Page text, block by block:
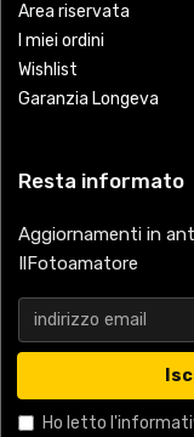
Area riservata
I miei ordini
Wishlist
Garanzia Longeva
Resta informato
Aggiornamenti in
IlFotoamatore
Ho letto